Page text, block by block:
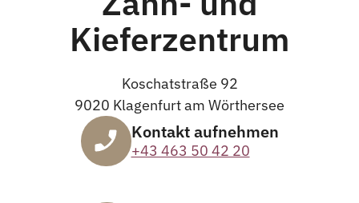
Kieferzentrum
Koschatstraße 92
9020 Klagenfurt am Wörthersee
Kontakt aufnehmen
+43 463 50 42 20